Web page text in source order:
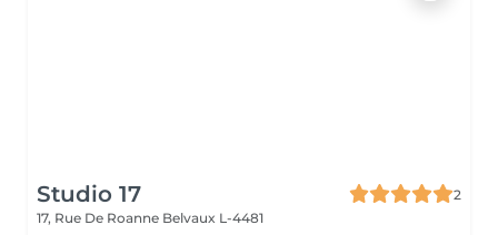
Studio 17
2
17, Rue De Roanne Belvaux L-4481